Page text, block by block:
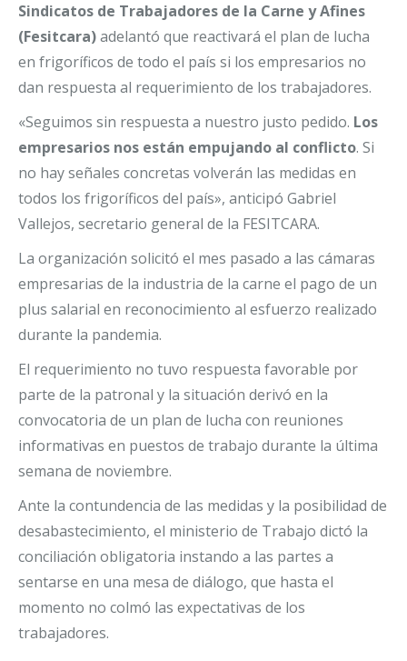
Sindicatos de Trabajadores de la Carne y Afines
(Fesitcara)adelantó que reactivará el plan de lucha
en frigoríficos de todo el país si los empresarios no
dan respuesta al requerimiento de los trabajadores.
«Seguimos sin respuesta a nuestro justo pedido. Los
empresarios nos están empujando al conflicto. Si
no hay señales concretas volverán las medidas en
todos los frigoríficos del país», anticipó Gabriel
Vallejos, secretario general de la FESITCARA.
La organización solicitó el mes pasado a las cámaras
empresarias de la industria de la carne el pago de un
plus salarial en reconocimiento al esfuerzo realizado
durante la pandemia.
El requerimiento no tuvo respuesta favorable por
parte de la patronal y la situación derivó en la
convocatoria de un plan de lucha con reuniones
informativas en puestos de trabajo durante la última
semana de noviembre.
Ante la contundencia de las medidas y la posibilidad de
desabastecimiento, el ministerio de Trabajo dictó la
conciliación obligatoria instando a las partes a
sentarse en una mesa de diálogo, que hasta el
momento no colmó las expectativas de los
trabajadores.